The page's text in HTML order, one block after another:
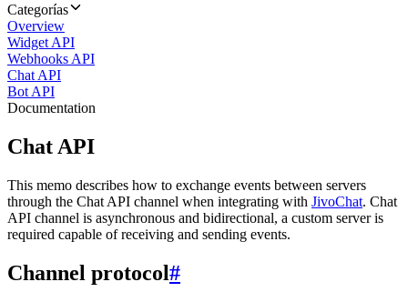
Categorías
Overview
Widget API
Webhooks API
Chat API
Bot API
Documentation
Chat API
This memo describes how to exchange events between servers
through the Chat API channel when integrating with JivoChat. Chat
API channel is asynchronous and bidirectional, a custom server is
required capable of receiving and sending events.
Channel protocol#